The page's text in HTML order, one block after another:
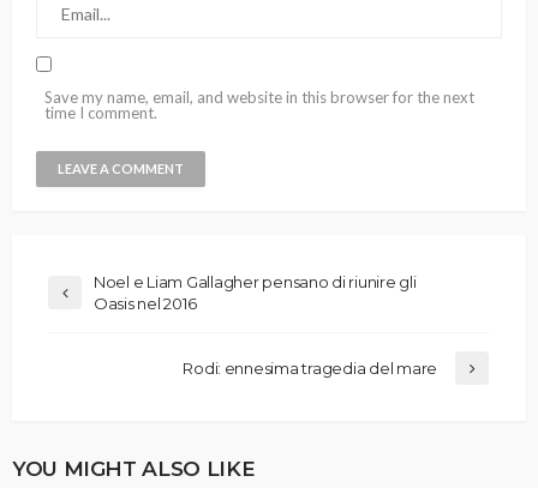
Save my name, email, and website in this browser for the next
time I comment.
Noel e Liam Gallagher pensano di riunire gli
Oasis nel 2016
Rodi: ennesima tragedia del mare
YOU MIGHT ALSO LIKE